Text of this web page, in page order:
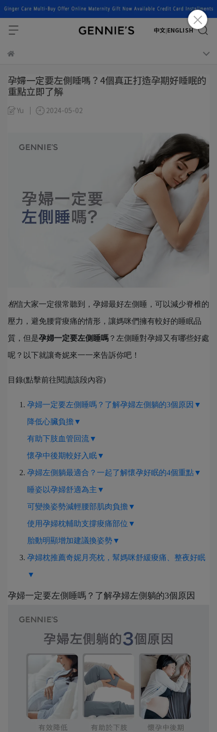
中文|ENGLISH
孕婦一定要左側睡嗎？4個真正打造孕期好睡眠的
重點立即了解
Yu 2024-05-02
相信大家一定很常聽到，孕婦最好左側睡，可以減少脊椎的
壓力，避免腰背痠痛的情形，讓媽咪們擁有較好的睡眠品
質，但是孕婦一定要左側睡嗎 ？左側睡對孕婦又有哪些好處
呢？以下就讓奇妮來一一來告訴你吧！
目錄(點擊前往閱讀該段內容)
孕婦一定要左側睡嗎？了解孕婦左側躺的3個原因▼
降低心臟負擔▼
有助下肢血管回流▼
懷孕中後期較好入眠▼
孕婦左側躺最適合？一起了解懷孕好眠的4個重點▼
睡姿以孕婦舒適為主▼
可變換姿勢減輕腰部肌肉負擔▼
使用孕婦枕輔助支撐痠痛部位▼
胎動明顯增加建議換姿勢▼
孕婦枕推薦奇妮月亮枕，幫媽咪舒緩痠痛、整夜好眠
▼
孕婦一定要左側睡嗎？了解孕婦左側躺的3個原因